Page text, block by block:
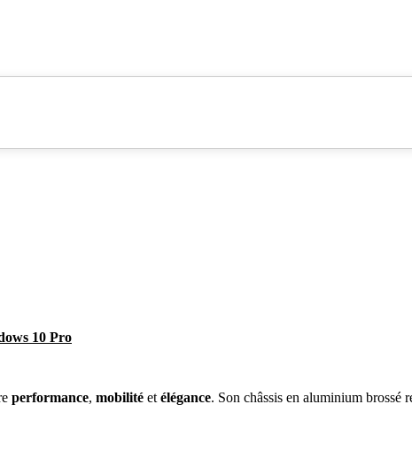
10 Pro
performance, mobilité etélégance. Son châssis en aluminium brossé